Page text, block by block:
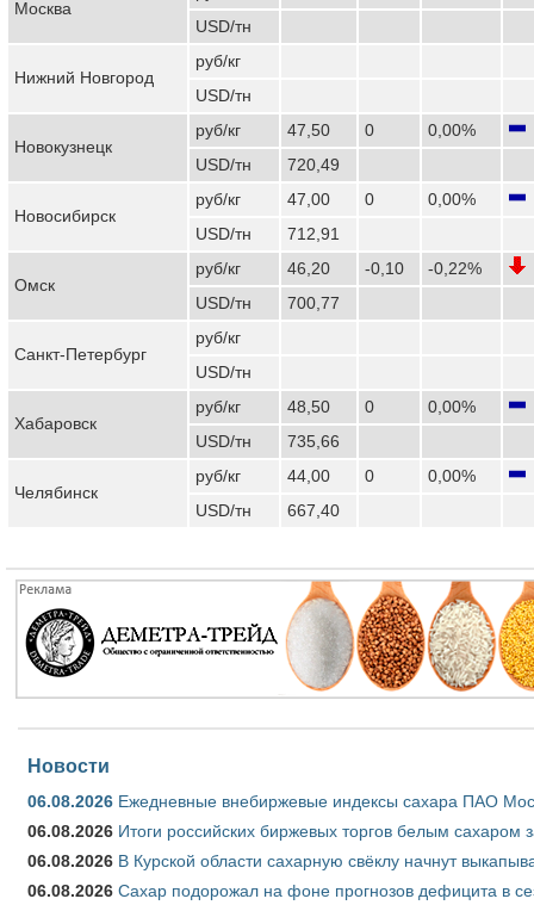
Москва
USD/тн
Нижний Новгород
руб/кг
USD/тн
Новокузнецк
руб/кг 47,50 0
0,00%
USD/тн
720,49
Новосибирск
руб/кг 47,00 0
0,00%
USD/тн
712,91
Омск
руб/кг 46,20 -0,10
-0,22%
USD/тн
700,77
Санкт-Петербург
руб/кг
USD/тн
Хабаровск
руб/кг 48,50 0
0,00%
USD/тн
735,66
Челябинск
руб/кг 44,00 0
0,00%
USD/тн
667,40
Новости
06.08.2026 Ежедневные внебиржевые индексы сахара ПАО
06.08.2026 Итоги российских биржевых торгов белым сахаром
06.08.2026 В Курской области сахарную свёклу начнут
06.08.2026 Сахар подорожал на фоне прогнозов дефицита в